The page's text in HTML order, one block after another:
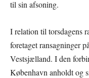
til sin afsoning.
I relation til torsdagens
foretaget ransagninger
Vestsjælland. I den
København anholdt og